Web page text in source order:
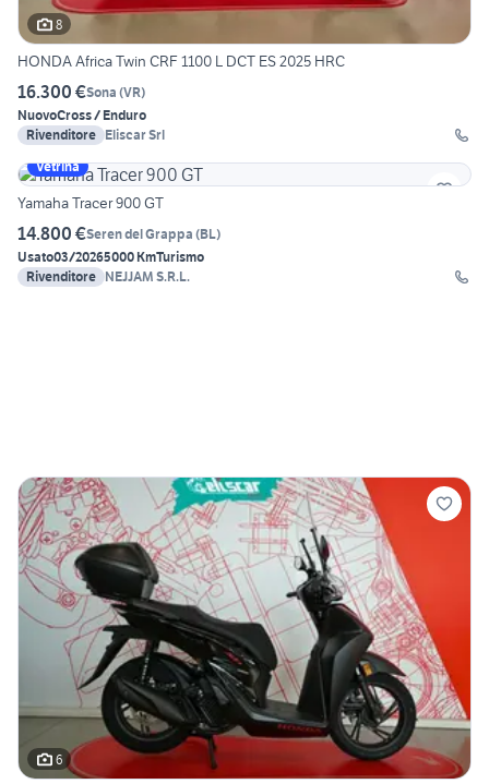
8
HONDA Africa Twin CRF 1100 L DCT ES 2025 HRC
16.300 €Sona (VR)
NuovoCross / Enduro
Rivenditore Eliscar Srl
Vetrina
Yamaha Tracer 900 GT
14.800 €Seren del Grappa (BL)
Usato03/20265000 KmTurismo
Rivenditore NEJJAM S.R.L.
6